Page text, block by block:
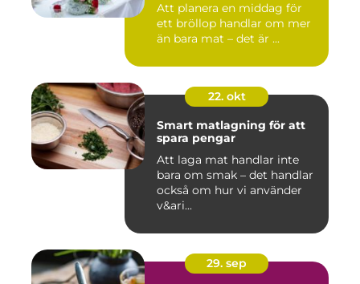
Att planera en middag för
ett bröllop handlar om mer
än bara mat – det är ...
22. okt
Smart matlagning för att
spara pengar
Att laga mat handlar inte
bara om smak – det handlar
också om hur vi använder
v&ari...
29. sep